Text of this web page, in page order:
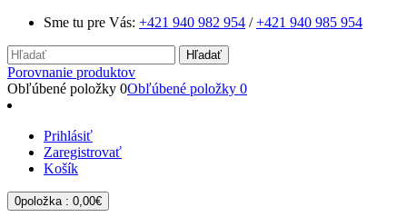
Sme tu pre Vás: +421 940 982 954 /+421 940 985 954
Hľadať
Porovnanie produktov
Obľúbené položky 0Obľúbené položky 0
Prihlásiť
Zaregistrovať
Košík
0položka : 0,00€